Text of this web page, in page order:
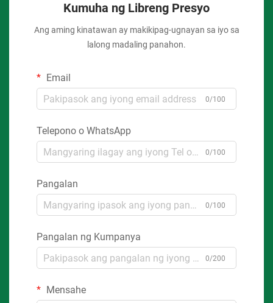
Kumuha ng Libreng Presyo
Ang aming kinatawan ay makikipag-ugnayan sa iyo sa
lalong madaling panahon.
Email
0/100
Telepono o WhatsApp
0/100
Pangalan
0/100
Pangalan ng Kumpanya
0/200
Mensahe